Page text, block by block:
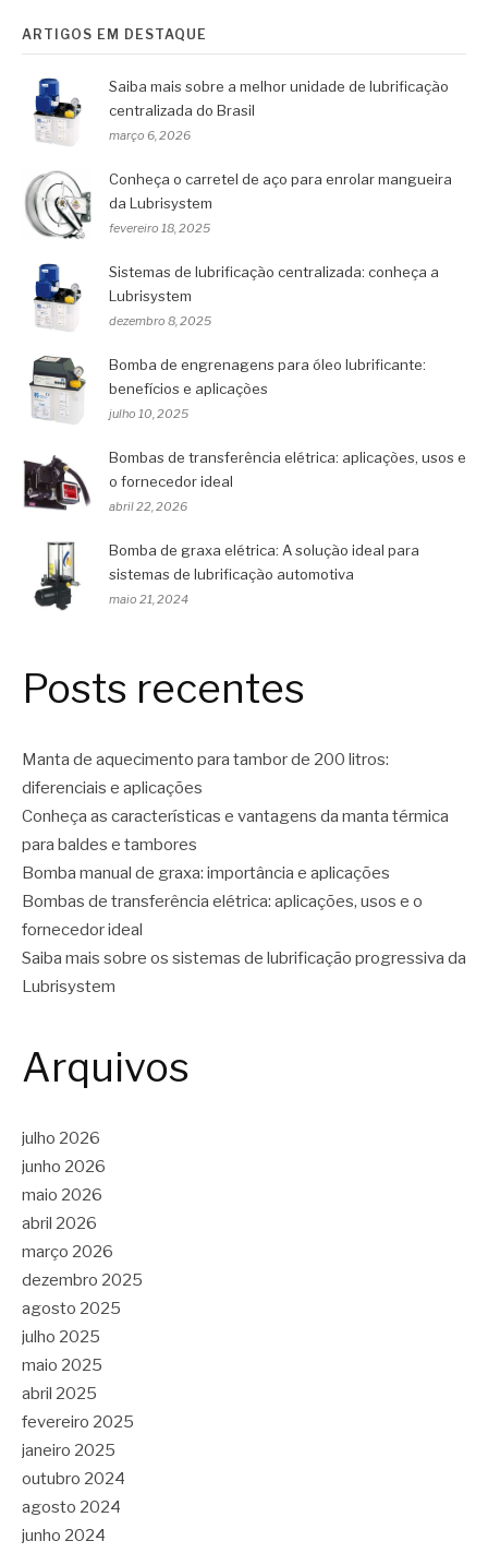
ARTIGOS EM DESTAQUE
Saiba mais sobre a melhor unidade de lubrificação
centralizada do Brasil
março 6, 2026
Conheça o carretel de aço para enrolar mangueira
da Lubrisystem
fevereiro 18, 2025
Sistemas de lubrificação centralizada: conheça a
Lubrisystem
dezembro 8, 2025
Bomba de engrenagens para óleo lubrificante:
benefícios e aplicações
julho 10, 2025
Bombas de transferência elétrica: aplicações, usos e
o fornecedor ideal
abril 22, 2026
Bomba de graxa elétrica: A solução ideal para
sistemas de lubrificação automotiva
maio 21, 2024
Posts recentes
Manta de aquecimento para tambor de 200 litros:
diferenciais e aplicações
Conheça as características e vantagens da manta térmica
para baldes e tambores
Bomba manual de graxa: importância e aplicações
Bombas de transferência elétrica: aplicações, usos e o
fornecedor ideal
Saiba mais sobre os sistemas de lubrificação progressiva da
Lubrisystem
Arquivos
julho 2026
junho 2026
maio 2026
abril 2026
março 2026
dezembro 2025
agosto 2025
julho 2025
maio 2025
abril 2025
fevereiro 2025
janeiro 2025
outubro 2024
agosto 2024
junho 2024